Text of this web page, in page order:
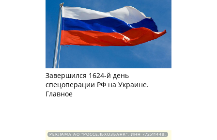
Завершился 1624-й день
спецоперации РФ на Украине.
Главное
РЕКЛАМА АО "РОССЕЛЬХОЗБАНК". ИНН 772511448.